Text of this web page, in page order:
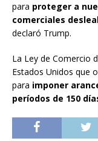
para proteger a
comerciales
declaró Trump.
La Ley de Comercio
Estados Unidos que
para imponer
períodos de 150